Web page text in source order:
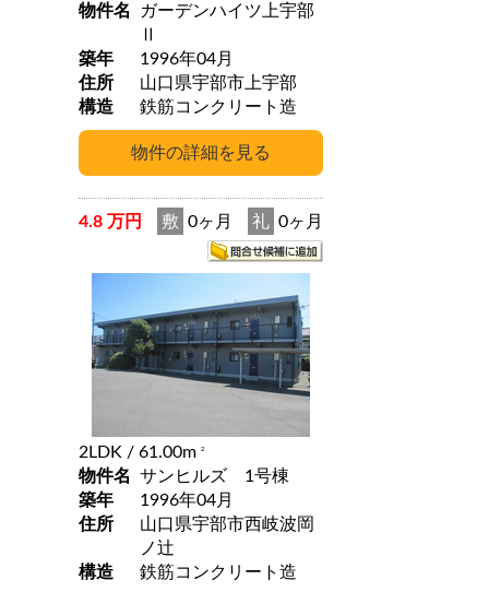
物件名
ガーデンハイツ上宇部
築年
1996年04月
住所
山口県宇部市上宇部
構造
鉄筋コンクリート造
4.8 万円 敷 0ヶ月 礼 0ヶ月
2LDK / 61.00m 2
物件名
サンヒルズ 1号棟
築年
1996年04月
住所
山口県宇部市西岐波岡
ノ辻
構造
鉄筋コンクリート造